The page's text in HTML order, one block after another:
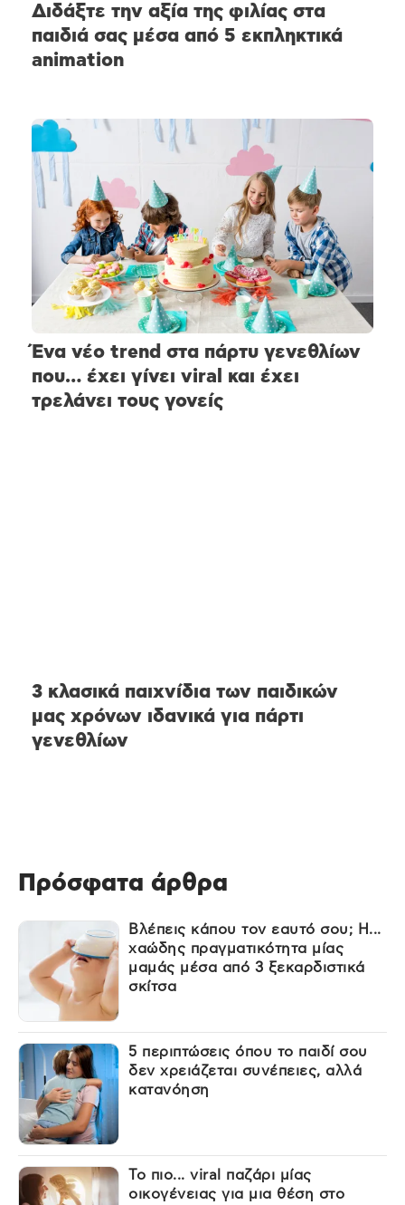
Διδάξτε την αξία της φιλίας στα
παιδιά σας μέσα από 5 εκπληκτικά
animation
Ένα νέο trend στα πάρτυ γενεθλίων
που… έχει γίνει viral και έχει
τρελάνει τους γονείς
3 κλασικά παιχνίδια των παιδικών
μας χρόνων ιδανικά για πάρτι
γενεθλίων
Πρόσφατα άρθρα
Βλέπεις κάπου τον εαυτό σου; Η...
χαώδης πραγματικότητα μίας
μαμάς μέσα από 3 ξεκαρδιστικά
σκίτσα
5 περιπτώσεις όπου το παιδί σου
δεν χρειάζεται συνέπειες, αλλά
κατανόηση
Το πιο... viral παζάρι μίας
οικογένειας για μια θέση στο